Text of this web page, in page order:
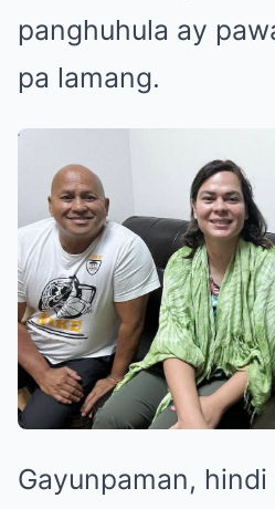
panghuhula ay
pa lamang.
Gayunpaman, hindi